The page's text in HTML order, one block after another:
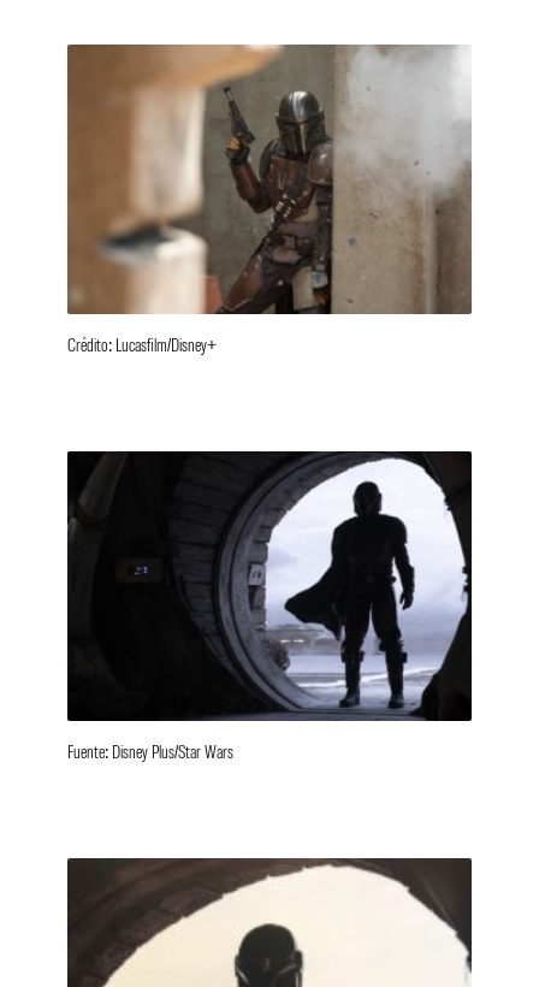
Crédito: Lucasfilm/Disney+
Fuente: Disney Plus/Star Wars